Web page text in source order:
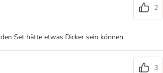
2
Set hätte etwas Dicker sein können
3